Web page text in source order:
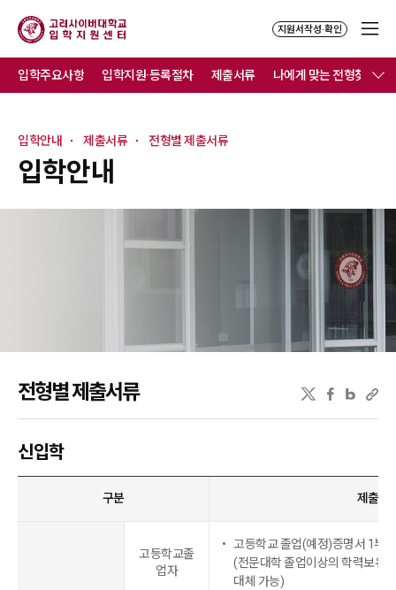
지원서작성·확인
입학안내
입학안내 제출서류 전형별 제출서류
입학주요사항 입학지원·등록절차 제출서류 나에게 맞는 전형찾기
전형별 제출서류
신입학
구분 제출서
고등학교졸
업자
고등학교 졸업(예정)증명서 1부
(전문대학 졸업이상의 학력보유
대체 가능)